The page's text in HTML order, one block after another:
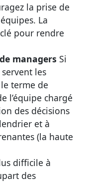
la prise de
La
pour rendre
managers Si
les
terme de
l’équipe chargé
des décisions
et à
(la haute
difficile à
des